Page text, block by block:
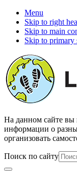
Menu
Skip to right
Skip to main
Skip to primary
На данном сайте вы
информации о
организовать
Поиск по сайту